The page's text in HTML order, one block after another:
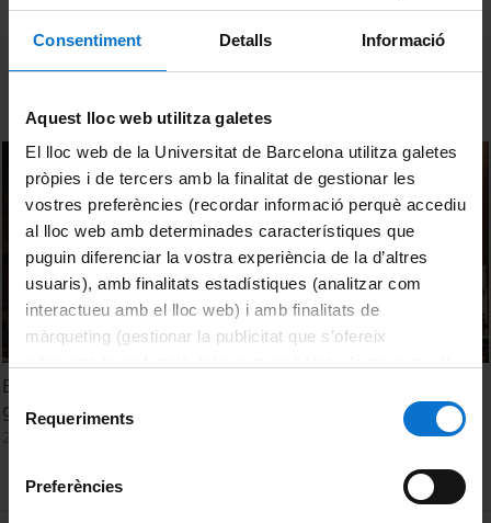
Consentiment Detalls Informació
Aquest lloc web utilitza galetes
El lloc web de la Universitat de Barcelona utilitza galetes
pròpies i de tercers amb la finalitat de gestionar les
vostres preferències (recordar informació perquè accediu
al lloc web amb determinades característiques que
puguin diferenciar la vostra experiència de la d’altres
usuaris), amb finalitats estadístiques (analitzar com
interactueu amb el lloc web) i amb finalitats de
màrqueting (gestionar la publicitat que s’ofereix
consultar laPolítica de galetes del lloc web de la
Selecció
de Requeriments
Preferències
Ordenar
Bearing the bear. Experience, body and sexuality among
gay bears in Barcelona